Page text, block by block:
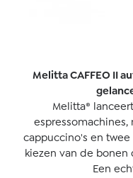
Melitta CAFFEO II
Melitta®
cappuccino's en
kiezen van de bonen
Een